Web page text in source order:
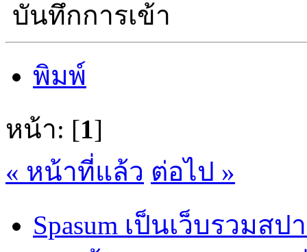
บันทึกการเข้า
พิมพ์
หน้า: [1]
« หน้าที่แล้ว ต่อไป »
Spasum เป็นเว็บรวม